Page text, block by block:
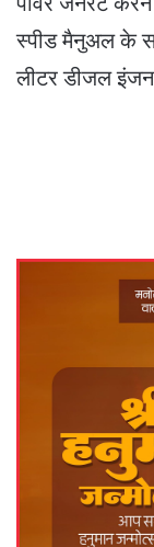
स्पीड मैनुअल के
लीटर डीजल